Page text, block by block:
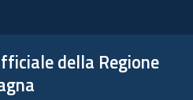
della Regione